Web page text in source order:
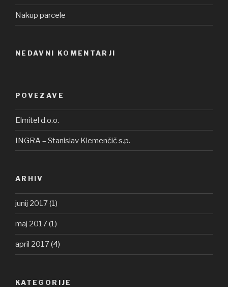
Nakup parcele
NEDAVNI KOMENTARJI
POVEZAVE
Elmitel d.o.o.
INGRA – Stanislav Klemenčič s.p.
ARHIV
junij 2017(1)
maj 2017(1)
april 2017(4)
KATEGORIJE